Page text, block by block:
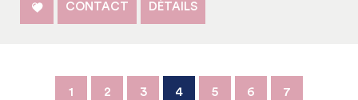
CONTACT DÉTAILS
1 2 3 4 5 6 7